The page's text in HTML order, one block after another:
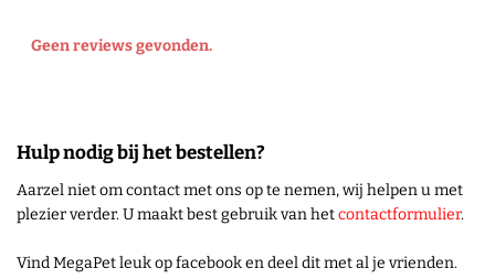
Geen reviews gevonden.
Hulp nodig bij het bestellen?
Aarzel niet om contact met ons op te nemen, wij helpen u met
plezier verder. U maakt best gebruik van hetcontactformulier.
Vind MegaPet leuk op facebook en deel dit met al je vrienden.